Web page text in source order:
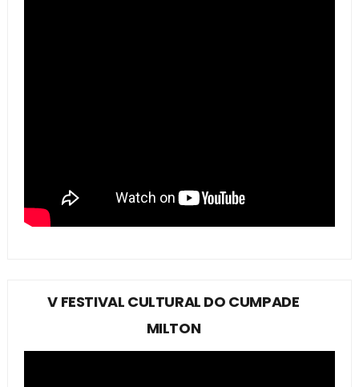
V FESTIVAL CULTURAL DO CUMPADE
MILTON